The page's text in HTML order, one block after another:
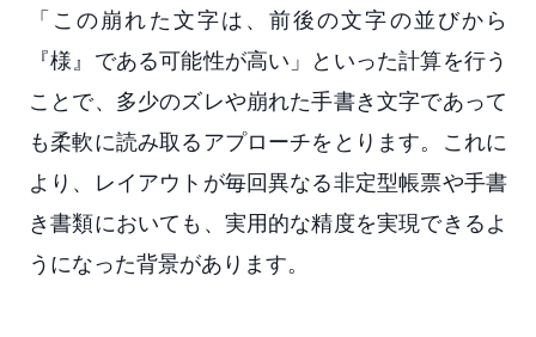
「この崩れた文字は、前後の文字の並びから
『様』である可能性が高い」といった計算を行う
ことで、多少のズレや崩れた手書き文字であって
も柔軟に読み取るアプローチをとります。これに
より、レイアウトが毎回異なる非定型帳票や手書
き書類においても、実用的な精度を実現できるよ
うになった背景があります。